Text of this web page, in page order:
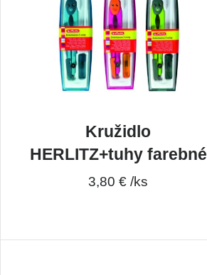
Kružidlo
HERLITZ+tuhy farebné
3,80 € /ks